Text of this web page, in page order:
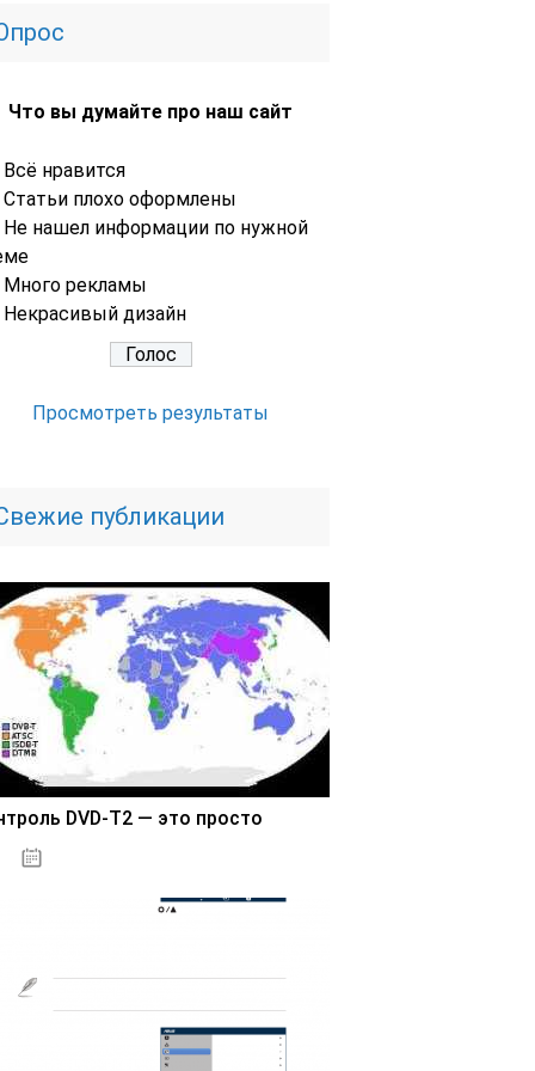
Что вы думайте про наш сайт
Всё нравится
Статьи плохо оформлены
Не нашел информации по нужной
Много рекламы
Некрасивый дизайн
Просмотреть результаты
публикации
DVD-T2 — это просто